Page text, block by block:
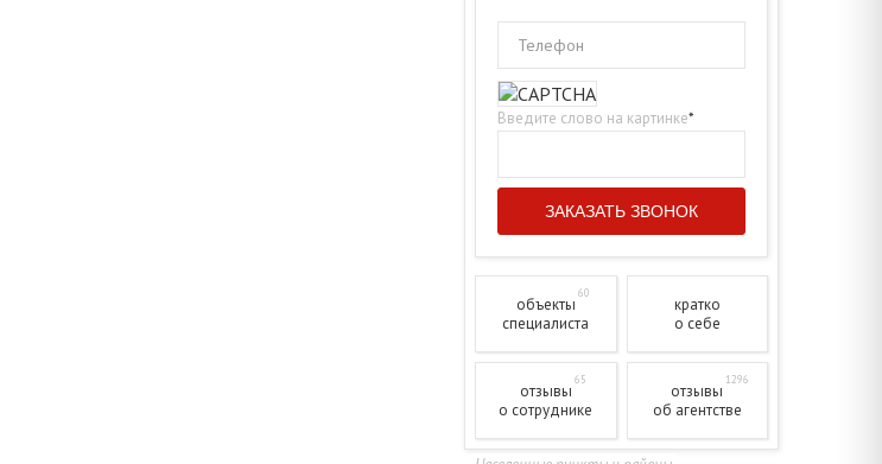
Телефон
Введите слово на картинке*
объекты
60
специалиста
кратко
о себе
отзывы
65
о сотруднике
отзывы
1296
об агентстве